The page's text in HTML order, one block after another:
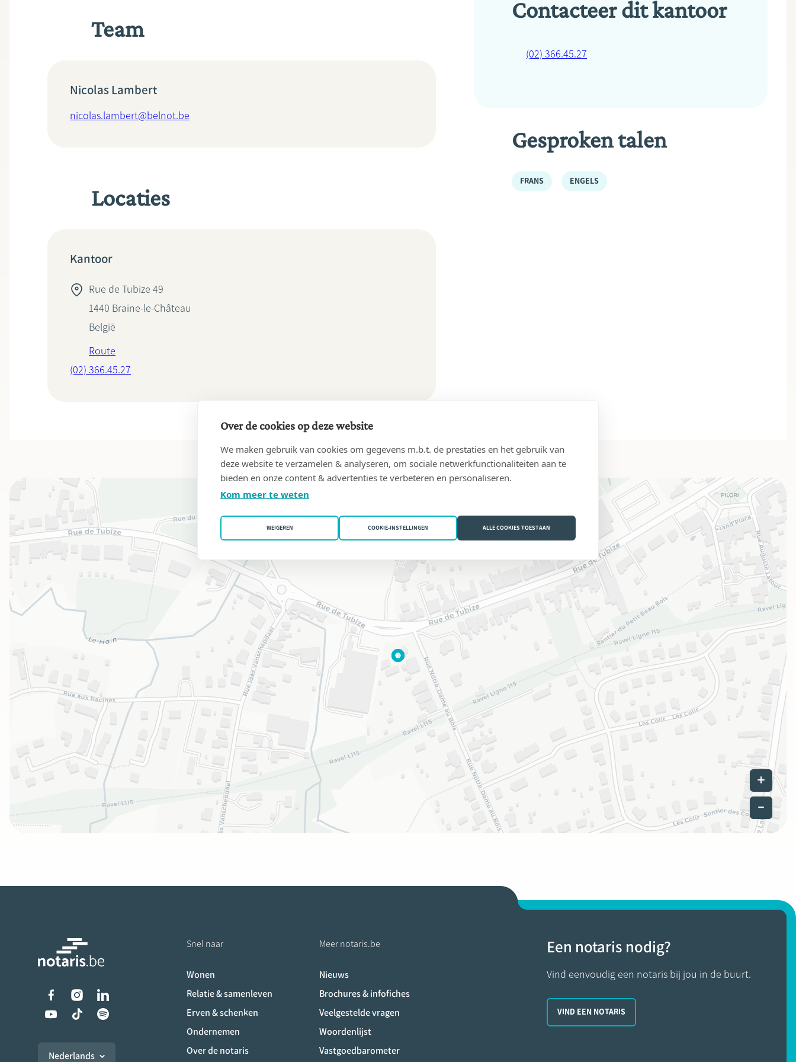
Team
Nicolas Lambert
nicolas.lambert@belnot.be
Locaties
Kantoor
Rue de Tubize 49
1440 Braine-le-Château
België
Route
(02) 366.45.27
Contacteer dit kantoor
(02) 366.45.27
Gesproken talen
FRANS ENGELS
Leaflet
Liens vers les réseaux sociaux
Nederlands
Snel naar
Wonen
Relatie & samenleven
Erven & schenken
Ondernemen
Over de notaris
Meer notaris.be
Nieuws
Brochures & infofiches
Veelgestelde vragen
Woordenlijst
Vastgoedbarometer
Een notaris nodig?
Vind eenvoudig een notaris bij jou in de buurt.
VIND EEN NOTARIS
Over de cookies op deze website
We maken gebruik van cookies om gegevens m.b.t. de prestaties en het gebruik van
deze website te verzamelen & analyseren, om sociale netwerkfunctionaliteiten aan te
bieden en onze content & advertenties te verbeteren en personaliseren.
Kom meer te weten
WEIGEREN COOKIE-INSTELLINGEN ALLE COOKIES TOESTAAN